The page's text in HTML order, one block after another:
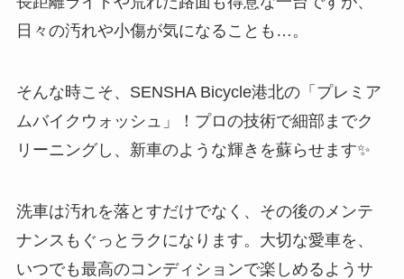
日々の汚れや小傷が気になることも…。
そんな時こそ、SENSHA Bicycle港北の「プレミア
ムバイクウォッシュ」！プロの技術で細部までク
リーニングし、新車のような輝きを蘇らせます✨
洗車は汚れを落とすだけでなく、その後のメンテ
ナンスもぐっとラクになります。大切な愛車を、
いつでも最高のコンディションで楽しめるようサ